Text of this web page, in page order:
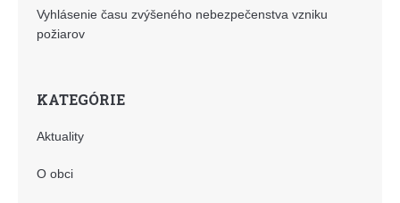
Vyhlásenie času zvýšeného nebezpečenstva vzniku
požiarov
KATEGÓRIE
Aktuality
O obci